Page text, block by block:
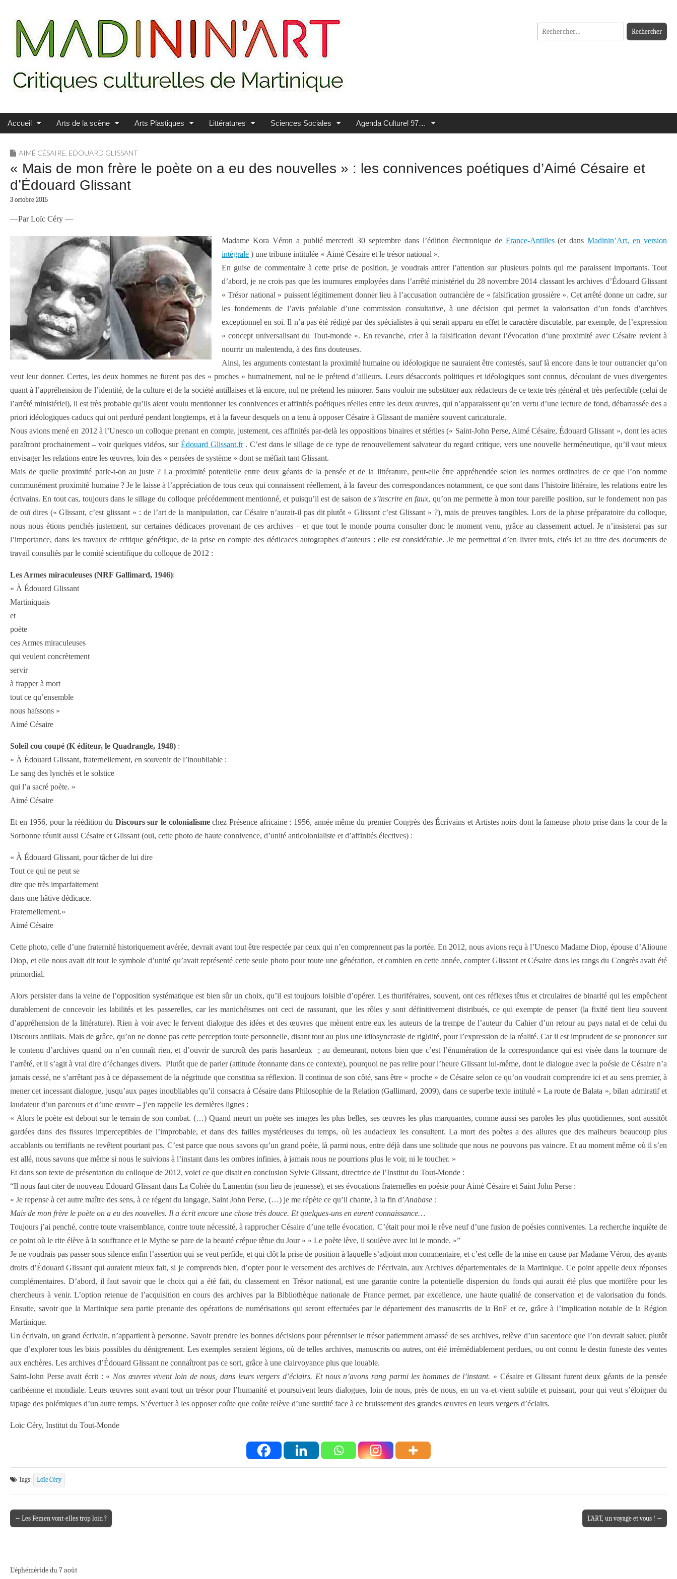
MADININ'ART
Rechercher :
Main menu
Skip to content
Accueil Arts de la scène Arts Plastiques Littératures Sciences Sociales Agenda Culturel 97…
AIMÉ CÉSAIRE EDOUARD GLISSANT
« Mais de mon frère le poète on a eu des nouvelles » : les connivences poétiques d’Aimé Césaire et
d’Édouard Glissant
3 octobre 2015
—Par Loïc Céry —
Madame Kora Véron a publié mercredi 30 septembre dans l’édition électronique de France-Antilles(et dansMadinin’Art, en version
intégrale ) une tribune intitulée « Aimé Césaire et le trésor national ».
En guise de commentaire à cette prise de position, je voudrais attirer l’attention sur plusieurs points qui me paraissent importants. Tout
d’abord, je ne crois pas que les tournures employées dans l’arrêté ministériel du 28 novembre 2014 classant les archives d’Édouard Glissant
« Trésor national » puissent légitimement donner lieu à l’accusation outrancière de « falsification grossière ». Cet arrêté donne un cadre, sur
les fondements de l’avis préalable d’une commission consultative, à une décision qui permet la valorisation d’un fonds d’archives
exceptionnel en soi. Il n’a pas été rédigé par des spécialistes à qui serait apparu en effet le caractère discutable, par exemple, de l’expression
« concept universalisant du Tout-monde ». En revanche, crier à la falsification devant l’évocation d’une proximité avec Césaire revient à
nourrir un malentendu, à des fins douteuses.
Ainsi, les arguments contestant la proximité humaine ou idéologique ne sauraient être contestés, sauf là encore dans le tour outrancier qu’on
veut leur donner. Certes, les deux hommes ne furent pas des « proches » humainement, nul ne le prétend d’ailleurs. Leurs désaccords politiques et idéologiques sont connus, découlant de vues divergentes
quant à l’appréhension de l’identité, de la culture et de la société antillaises et là encore, nul ne prétend les minorer. Sans vouloir me substituer aux rédacteurs de ce texte très général et très perfectible (celui de
l’arrêté ministériel), il est très probable qu’ils aient voulu mentionner les connivences et affinités poétiques réelles entre les deux œuvres, qui n’apparaissent qu’en vertu d’une lecture de fond, débarrassée des a
priori idéologiques caducs qui ont perduré pendant longtemps, et à la faveur desquels on a tenu à opposer Césaire à Glissant de manière souvent caricaturale.
Nous avions mené en 2012 à l’Unesco un colloque prenant en compte, justement, ces affinités par-delà les oppositions binaires et stériles (« Saint-John Perse, Aimé Césaire, Édouard Glissant », dont les actes
paraîtront prochainement – voir quelques vidéos, sur Édouard Glissant.fr. C’est dans le sillage de ce type de renouvellement salvateur du regard critique, vers une nouvelle herméneutique, qu’il vaut mieux
envisager les relations entre les œuvres, loin des « pensées de système » dont se méfiait tant Glissant.
Mais de quelle proximité parle-t-on au juste ? La proximité potentielle entre deux géants de la pensée et de la littérature, peut-elle être appréhendée selon les normes ordinaires de ce que l’on nomme
communément proximité humaine ? Je le laisse à l’appréciation de tous ceux qui connaissent réellement, à la faveur des correspondances notamment, ce que sont dans l’histoire littéraire, les relations entre les
écrivains. En tout cas, toujours dans le sillage du colloque précédemment mentionné, et puisqu’il est de saison des’inscrire en faux, qu’on me permette à mon tour pareille position, sur le fondement non pas
de ouï dires (« Glissant, c’est glissant » : de l’art de la manipulation, car Césaire n’aurait-il pas dit plutôt « Glissant c’est Glissant » ?), mais de preuves tangibles. Lors de la phase préparatoire du colloque,
nous nous étions penchés justement, sur certaines dédicaces provenant de ces archives – et que tout le monde pourra consulter donc le moment venu, grâce au classement actuel. Je n’insisterai pas sur
l’importance, dans les travaux de critique génétique, de la prise en compte des dédicaces autographes d’auteurs : elle est considérable. Je me permettrai d’en livrer trois, cités ici au titre des documents de
travail consultés par le comité scientifique du colloque de 2012 :
Les Armes miraculeuses (NRF Gallimard, 1946):
« À Édouard Glissant
Martiniquais
et
poète
ces Armes miraculeuses
qui veulent concrètement
servir
à frapper à mort
tout ce qu’ensemble
nous haïssons »
Aimé Césaire
Soleil cou coupé (K éditeur, le Quadrangle, 1948) :
« À Édouard Glissant, fraternellement, en souvenir de l’inoubliable :
Le sang des lynchés et le solstice
qui l’a sacré poète. »
Aimé Césaire
Et en 1956, pour la réédition du Discours sur le colonialismechez Présence africaine : 1956, année même du premier Congrès des Écrivains et Artistes noirs dont la fameuse photo prise dans la cour de la
Sorbonne réunit aussi Césaire et Glissant (oui, cette photo de haute connivence, d’unité anticolonialiste et d’affinités électives) :
« À Édouard Glissant, pour tâcher de lui dire
Tout ce qui ne peut se
dire que très imparfaitement
dans une hâtive dédicace.
Fraternellement.»
Aimé Césaire
Cette photo, celle d’une fraternité historiquement avérée, devrait avant tout être respectée par ceux qui n’en comprennent pas la portée. En 2012, nous avions reçu à l’Unesco Madame Diop, épouse d’Alioune
Diop, et elle nous avait dit tout le symbole d’unité qu’avait représenté cette seule photo pour toute une génération, et combien en cette année, compter Glissant et Césaire dans les rangs du Congrès avait été
primordial.
Alors persister dans la veine de l’opposition systématique est bien sûr un choix, qu’il est toujours loisible d’opérer. Les thuriféraires, souvent, ont ces réflexes têtus et circulaires de binarité qui les empêchent
durablement de concevoir les labilités et les passerelles, car les manichéismes ont ceci de rassurant, que les rôles y sont définitivement distribués, ce qui exempte de penser (la fixité tient lieu souvent
d’appréhension de la littérature). Rien à voir avec le fervent dialogue des idées et des œuvres que mènent entre eux les auteurs de la trempe de l’auteur du Cahier d’un retour au pays natal et de celui du
Discours antillais. Mais de grâce, qu’on ne donne pas cette perception toute personnelle, disant tout au plus une idiosyncrasie de rigidité, pour l’expression de la réalité. Car il est imprudent de se prononcer sur
le contenu d’archives quand on n’en connaît rien, et d’ouvrir de surcroît des paris hasardeux ; au demeurant, notons bien que c’est l’énumération de la correspondance qui est visée dans la tournure de
l’arrêté, et il s’agit à vrai dire d’échanges divers. Plutôt que de parier (attitude étonnante dans ce contexte), pourquoi ne pas relire pour l’heure Glissant lui-même, dont le dialogue avec la poésie de Césaire n’a
jamais cessé, ne s’arrêtant pas à ce dépassement de la négritude que constitua sa réflexion. Il continua de son côté, sans être « proche » de Césaire selon ce qu’on voudrait comprendre ici et au sens premier, à
mener cet incessant dialogue, jusqu’aux pages inoubliables qu’il consacra à Césaire dans Philosophie de la Relation (Gallimard, 2009), dans ce superbe texte intitulé « La route de Balata », bilan admiratif et
laudateur d’un parcours et d’une œuvre – j’en rappelle les dernières lignes :
« Alors le poète est debout sur le terrain de son combat. (…) Quand meurt un poète ses images les plus belles, ses œuvres les plus marquantes, comme aussi ses paroles les plus quotidiennes, sont aussitôt
gardées dans des fissures imperceptibles de l’improbable, et dans des failles mystérieuses du temps, où les audacieux les consultent. La mort des poètes a des allures que des malheurs beaucoup plus
accablants ou terrifiants ne revêtent pourtant pas. C’est parce que nous savons qu’un grand poète, là parmi nous, entre déjà dans une solitude que nous ne pouvons pas vaincre. Et au moment même où il s’en
est allé, nous savons que même si nous le suivions à l’instant dans les ombres infinies, à jamais nous ne pourrions plus le voir, ni le toucher. »
Et dans son texte de présentation du colloque de 2012, voici ce que disait en conclusion Sylvie Glissant, directrice de l’Institut du Tout-Monde :
“Il nous faut citer de nouveau Edouard Glissant dans La Cohée du Lamentin (son lieu de jeunesse), et ses évocations fraternelles en poésie pour Aimé Césaire et Saint John Perse :
« Je repense à cet autre maître des sens, à ce régent du langage, Saint John Perse, (…) je me répète ce qu’il chante, à la fin d’Anabase :
Mais de mon frère le poète on a eu des nouvelles. Il a écrit encore une chose très douce. Et quelques-uns en eurent connaissance…
Toujours j’ai penché, contre toute vraisemblance, contre toute nécessité, à rapprocher Césaire d’une telle évocation. C’était pour moi le rêve neuf d’une fusion de poésies conniventes. La recherche inquiète de
ce point où le rite élève à la souffrance et le Mythe se pare de la beauté crépue têtue du Jour » « Le poète lève, il soulève avec lui le monde. »”
Je ne voudrais pas passer sous silence enfin l’assertion qui se veut perfide, et qui clôt la prise de position à laquelle s’adjoint mon commentaire, et c’est celle de la mise en cause par Madame Véron, des ayants
droits d’Édouard Glissant qui auraient mieux fait, si je comprends bien, d’opter pour le versement des archives de l’écrivain, aux Archives départementales de la Martinique. Ce point appelle deux réponses
complémentaires. D’abord, il faut savoir que le choix qui a été fait, du classement en Trésor national, est une garantie contre la potentielle dispersion du fonds qui aurait été plus que mortifère pour les
chercheurs à venir. L’option retenue de l’acquisition en cours des archives par la Bibliothèque nationale de France permet, par excellence, une haute qualité de conservation et de valorisation du fonds.
Ensuite, savoir que la Martinique sera partie prenante des opérations de numérisations qui seront effectuées par le département des manuscrits de la BnF et ce, grâce à l’implication notable de la Région
Martinique.
Un écrivain, un grand écrivain, n’appartient à personne. Savoir prendre les bonnes décisions pour pérenniser le trésor patiemment amassé de ses archives, relève d’un sacerdoce que l’on devrait saluer, plutôt
que d’explorer tous les biais possibles du dénigrement. Les exemples seraient légions, où de telles archives, manuscrits ou autres, ont été irrémédiablement perdues, ou ont connu le destin funeste des ventes
aux enchères. Les archives d’Édouard Glissant ne connaîtront pas ce sort, grâce à une clairvoyance plus que louable.
Saint-John Perse avait écrit : « Nos œuvres vivent loin de nous, dans leurs vergers d’éclairs. Et nous n’avons rang parmi les hommes de l’instant. » Césaire et Glissant furent deux géants de la pensée
caribéenne et mondiale. Leurs œuvres sont avant tout un trésor pour l’humanité et poursuivent leurs dialogues, loin de nous, près de nous, en un va-et-vient subtile et puissant, pour qui veut s’éloigner du
tapage des polémiques d’un autre temps. S’évertuer à les opposer coûte que coûte relève d’une surdité face à ce bruissement des grandes œuvres en leurs vergers d’éclairs.
Loïc Céry, Institut du Tout-Monde
Tags: Loïc Céry
Post navigation
← Les Femen vont-elles trop loin ? L’ART, un voyage et vous ! →
L’éphéméride du 7 août